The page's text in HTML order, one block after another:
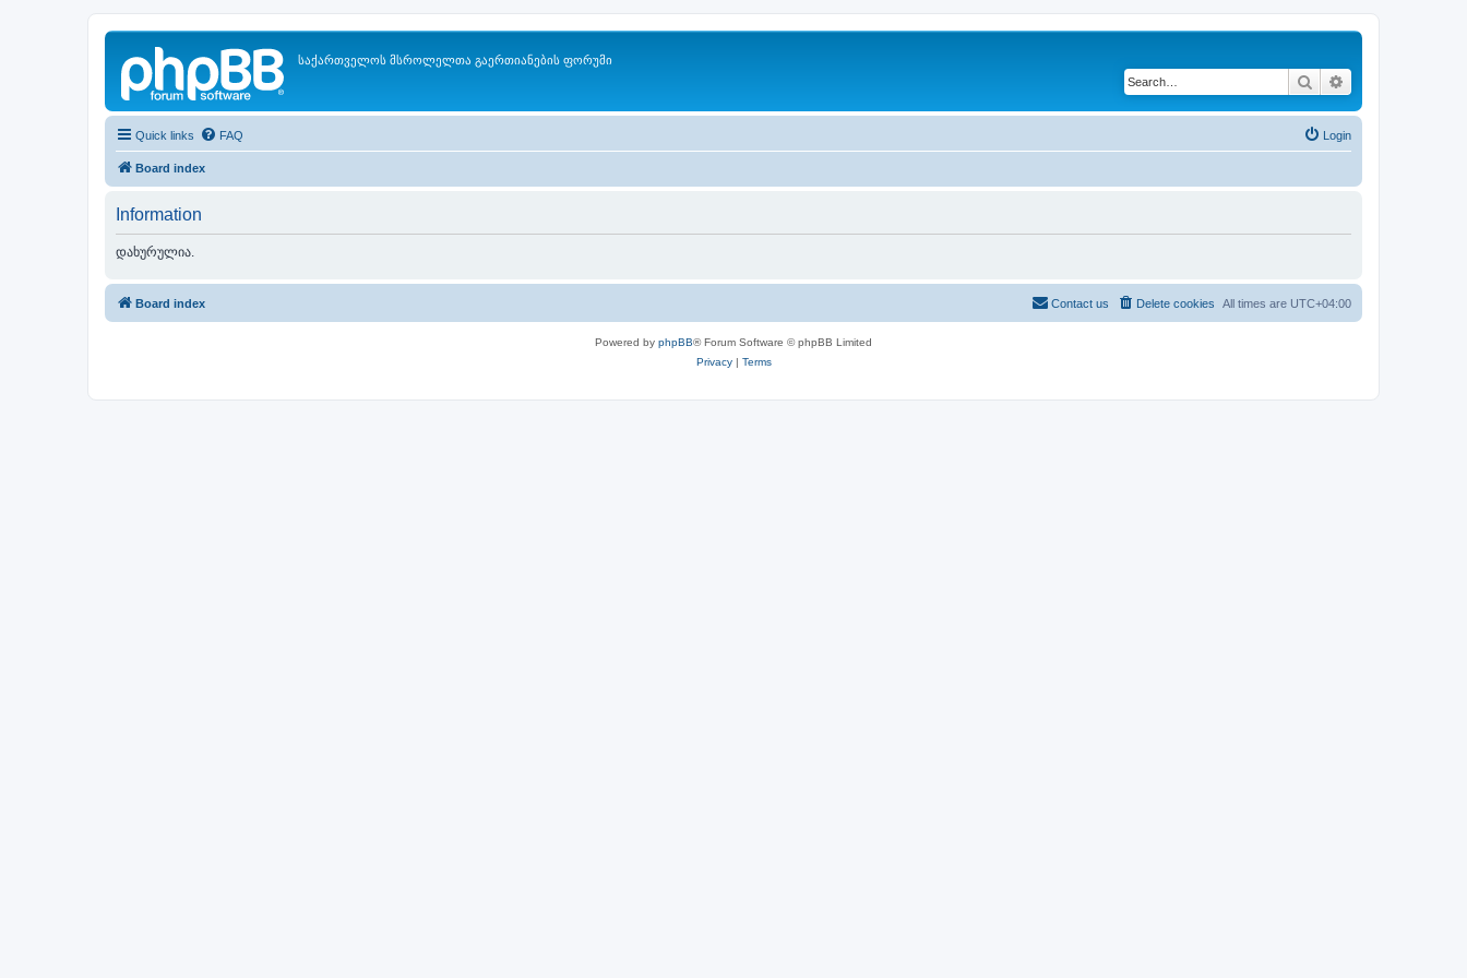
საქართველოს მსროლელთა გაერთიანების ფორუმი
Search
Quick links FAQ Login
Board index
Information
დახურულია.
Board index All times are UTC+04:00
Delete cookies
Contact us
Powered by phpBB® Forum Software © phpBB Limited
Privacy| Terms